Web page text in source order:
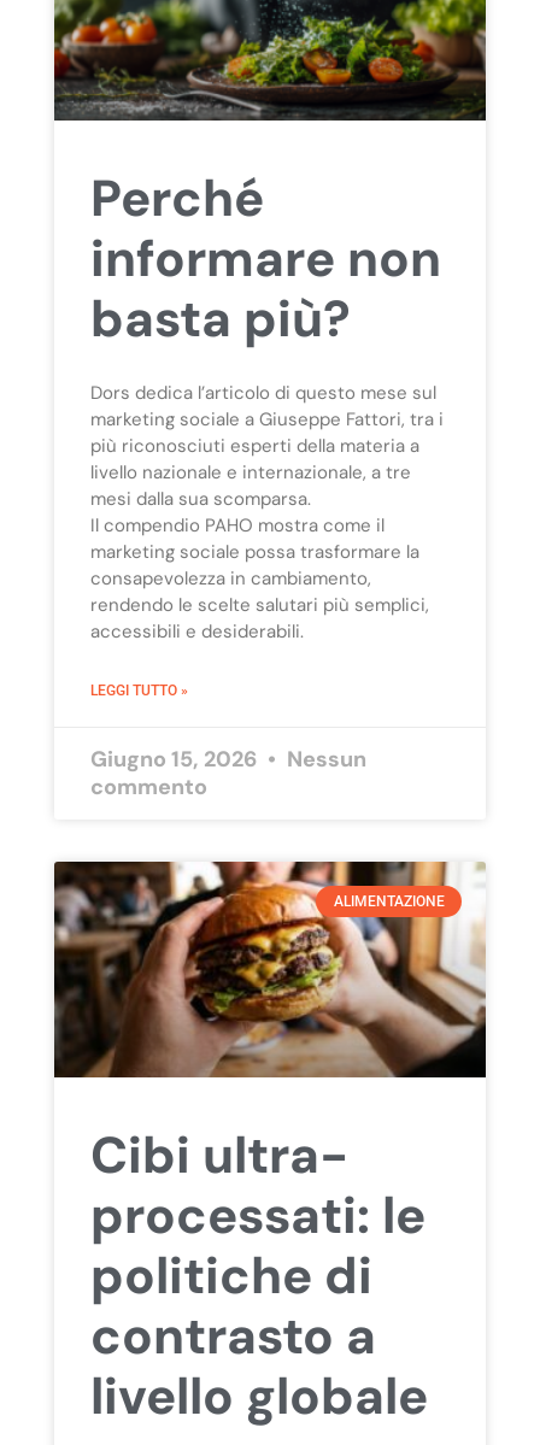
Perché
informare non
basta più?
Dors dedica l’articolo di questo mese sul
marketing sociale a Giuseppe Fattori, tra i
più riconosciuti esperti della materia a
livello nazionale e internazionale, a tre
mesi dalla sua scomparsa.
Il compendio PAHO mostra come il
marketing sociale possa trasformare la
consapevolezza in cambiamento,
rendendo le scelte salutari più semplici,
accessibili e desiderabili.
LEGGI TUTTO »
Giugno 15, 2026
Nessun
commento
ALIMENTAZIONE
Cibi ultra-
processati: le
politiche di
contrasto a
livello globale